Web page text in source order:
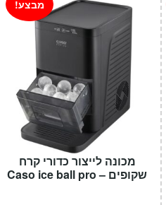
מכונה לייצור כדורי קרח
שקופים – Caso ice ball pro
מבצע!